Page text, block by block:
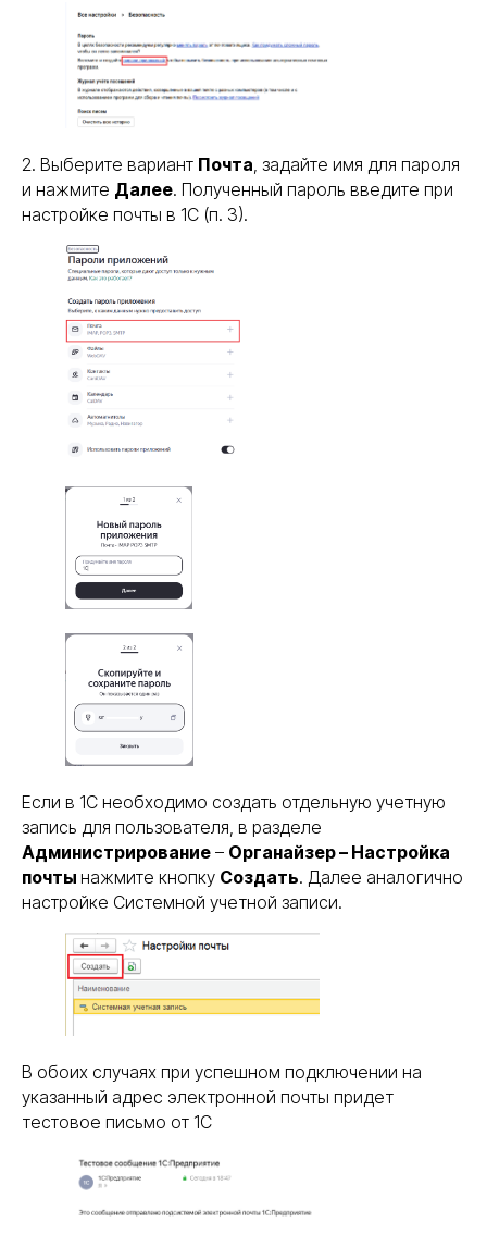
2. Выберите вариант Почта, задайте имя для пароля
и нажмите Далее. Полученный пароль введите при
настройке почты в 1С (п. 3).
Если в 1С необходимо создать отдельную учетную
запись для пользователя, в разделе
Администрирование – Органайзер – Настройка
почты нажмите кнопку Создать. Далее аналогично
настройке Системной учетной записи.
В обоих случаях при успешном подключении на
указанный адрес электронной почты придет
тестовое письмо от 1С